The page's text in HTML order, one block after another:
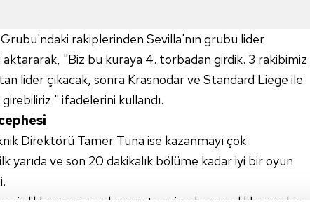
rakiplerinden Sevilla'nın grubu lider
"Biz bu kuraya 4. torbadan girdik. 3 rakibimiz
lider çıkacak, sonra Krasnodar ve Standard Liege ile
ifadelerini kullandı.
Direktörü Tamer Tuna ise kazanmayı çok
yarıda ve son 20 dakikalık bölüme kadar iyi bir oyun
pozisyonların üst seviyede oynadıklarının bir